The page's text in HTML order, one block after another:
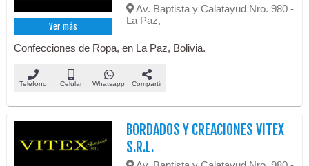
Ver más
Av. Baptista y Calatayud Nro. 980 -
La Paz,
Confecciones de Ropa, en La Paz, Bolivia.
Teléfono Celular Whatsapp Compartir
BORDADOS Y CREACIONES VITEX
S.R.L.